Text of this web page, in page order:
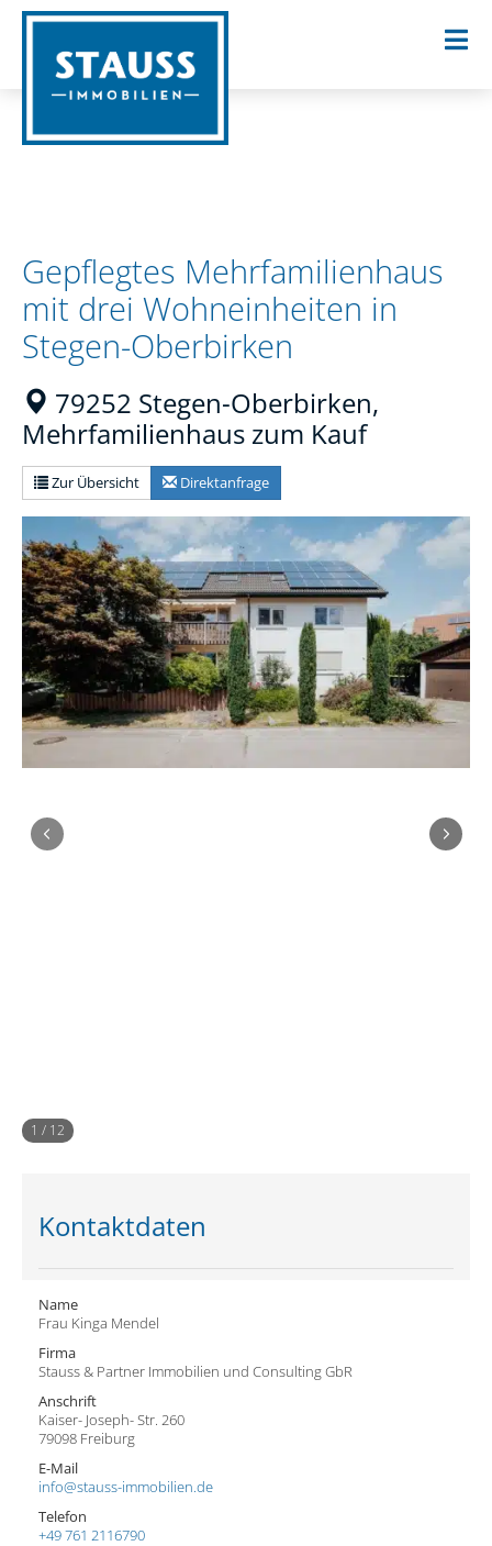
Gepflegtes Mehrfamilienhaus
mit drei Wohneinheiten in
Stegen-Oberbirken
79252 Stegen-Oberbirken,
Mehrfamilienhaus zum Kauf
Zur Übersicht Direktanfrage
1 / 12
Kontaktdaten
Name
Frau Kinga Mendel
Firma
Stauss & Partner Immobilien und Consulting GbR
Anschrift
Kaiser- Joseph- Str. 260
79098 Freiburg
E-Mail
info@stauss-immobilien.de
Telefon
+49 761 2116790